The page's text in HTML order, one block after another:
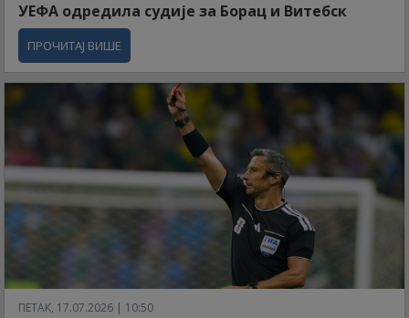
УЕФА одредила судије за Борац и Витебск
ПРОЧИТАЈ ВИШЕ
ПЕТАК, 17.07.2026 | 10:50